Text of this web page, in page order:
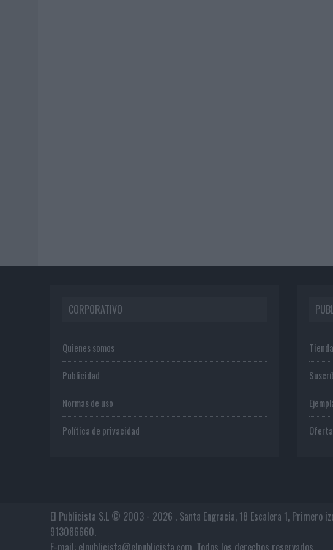
CORPORATIVO
Quienes somos
Publicidad
Normas de uso
Política de privacidad
Tienda
El Publicista S.L © 2003 - 2026 . Santa Engracia, 18 Escalera 1, Primero
913086660.
E-mail: elpublicista@elpublicista.com. Todos los derechos reservados